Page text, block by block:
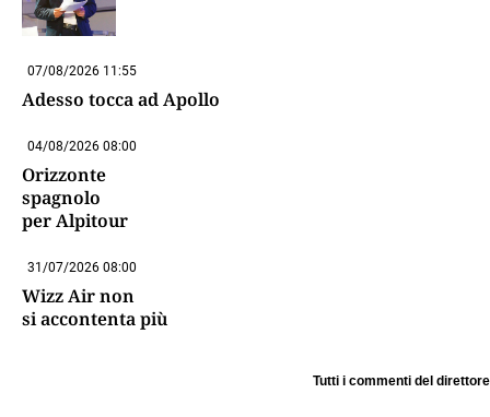
07/08/2026 11:55
Adesso tocca ad Apollo
04/08/2026 08:00
Orizzonte
spagnolo
per Alpitour
31/07/2026 08:00
Wizz Air non
si accontenta più
Tutti i commenti del direttore